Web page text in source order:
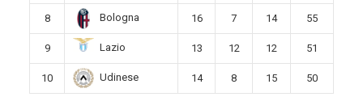
8 Bologna 16 7 14 55
9 Lazio 13 12 12 51
10 Udinese 14 8 15 50